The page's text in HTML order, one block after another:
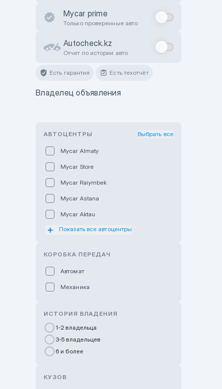
Mycar prime
Только проверенные авто
Autocheck.kz
Отчет по истории авто
Есть гарантия Есть техотчёт
Владелец объявления
АВТОЦЕНТРЫ Выбрать все
Mycar Almaty
Mycar Store
Mycar Raiymbek
Mycar Astana
Mycar Aktau
Mycar Uralsk
GWM Nurly Zhol
Chery Astana
Показать все автоцентры
КОРОБКА ПЕРЕДАЧ
Автомат
Механика
ИСТОРИЯ ВЛАДЕНИЯ
1-2 владельца
3-5 владельцев
6 и более
КУЗОВ